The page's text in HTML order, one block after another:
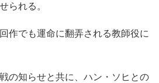
られる。
作でも運命に翻弄される教師役に
の知らせと共に、ハン・ソヒとの